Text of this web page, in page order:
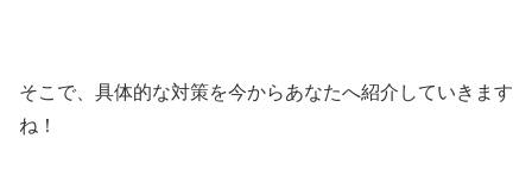
そこで、具体的な対策を今からあなたへ紹介していきます
ね！